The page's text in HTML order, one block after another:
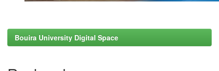
Bouira University Digital Space